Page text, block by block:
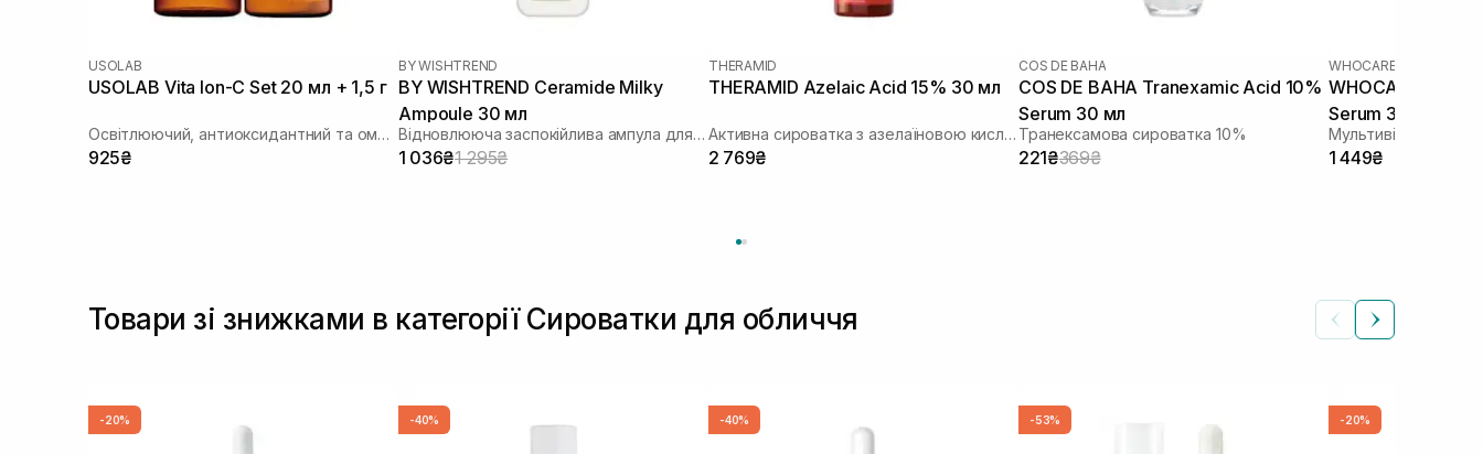
USOLAB
USOLAB Vita Ion-C Set 20 мл + 1,5 г
Освітлюючий, антиоксидантний та омолоджуючий набір
925₴
BY WISHTREND
BY WISHTREND Ceramide Milky
Ampoule 30 мл
Відновлююча заспокійлива ампула для обличчя
1 036₴1 295₴
THERAMID
THERAMID Azelaic Acid 15% 30 мл
Активна сироватка з азелаїновою кислотою
2 769₴
COS DE BAHA
COS DE BAHA Tranexamic Acid 10%
Serum 30 мл
Транексамова сироватка 10%
221₴369₴
WHOCARES
WHOCARES
Serum 30 мл
1 449₴
Товари зі знижками в категорії Сироватки для обличчя
-20% -40% -40% -53% -20%